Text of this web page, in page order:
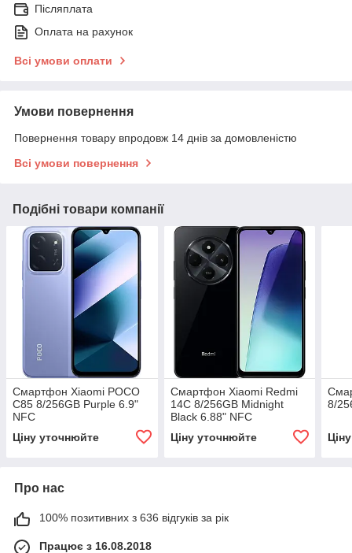
Післяплата
Оплата на рахунок
Всі умови оплати
Умови повернення
Повернення товару впродовж 14 днів за домовленістю
Всі умови повернення
Подібні товари компанії
Смартфон Xiaomi POCO
C85 8/256GB Purple 6.9"
NFC
Ціну уточнюйте
Смартфон Xiaomi Redmi
14C 8/256GB Midnight
Black 6.88" NFC
Ціну уточнюйте
8/
Про нас
100% позитивних з 636 відгуків за рік
Працює з 16.08.2018